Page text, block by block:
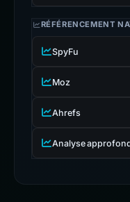
RÉFÉRENCEMENT
SpyFu
Moz
Ahrefs
Analyse